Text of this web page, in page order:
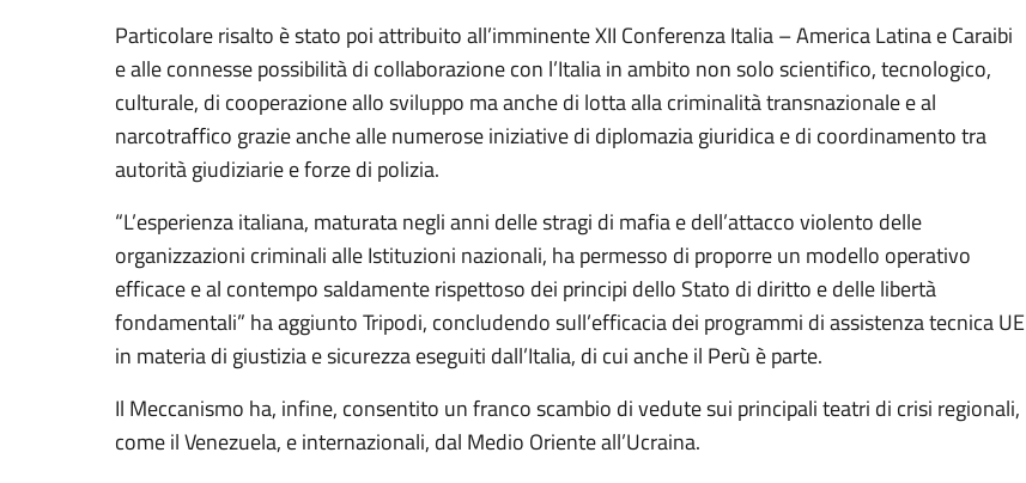
Particolare risalto è stato poi attribuito all’imminente XII Conferenza Italia – America Latina e Caraibi
e alle connesse possibilità di collaborazione con l’Italia in ambito non solo scientifico, tecnologico,
culturale, di cooperazione allo sviluppo ma anche di lotta alla criminalità transnazionale e al
narcotraffico grazie anche alle numerose iniziative di diplomazia giuridica e di coordinamento tra
autorità giudiziarie e forze di polizia.
“L’esperienza italiana, maturata negli anni delle stragi di mafia e dell’attacco violento delle
organizzazioni criminali alle Istituzioni nazionali, ha permesso di proporre un modello operativo
efficace e al contempo saldamente rispettoso dei principi dello Stato di diritto e delle libertà
fondamentali” ha aggiunto Tripodi, concludendo sull’efficacia dei programmi di assistenza tecnica UE
in materia di giustizia e sicurezza eseguiti dall’Italia, di cui anche il Perù è parte.
Il Meccanismo ha, infine, consentito un franco scambio di vedute sui principali teatri di crisi regionali,
come il Venezuela, e internazionali, dal Medio Oriente all’Ucraina.